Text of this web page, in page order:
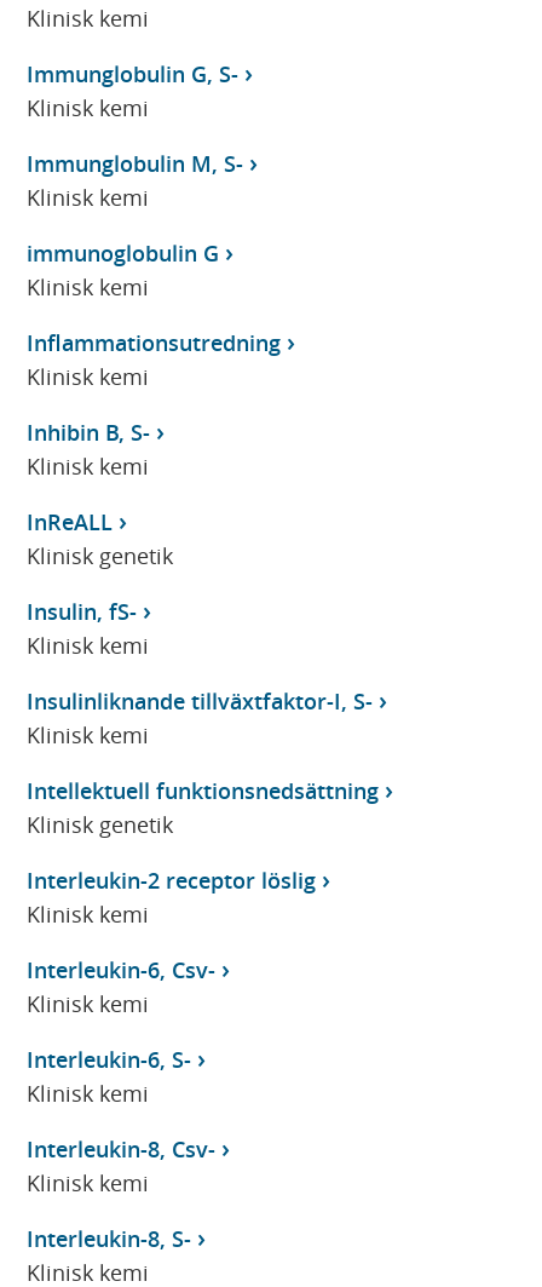
Klinisk kemi
Immunglobulin G, S-
Klinisk kemi
Immunglobulin M, S-
Klinisk kemi
immunoglobulin G
Klinisk kemi
Inflammationsutredning
Klinisk kemi
Inhibin B, S-
Klinisk kemi
InReALL
Klinisk genetik
Insulin, fS-
Klinisk kemi
Insulinliknande tillväxtfaktor-I, S-
Klinisk kemi
Intellektuell funktionsnedsättning
Klinisk genetik
Interleukin-2 receptor löslig
Klinisk kemi
Interleukin-6, Csv-
Klinisk kemi
Interleukin-6, S-
Klinisk kemi
Interleukin-8, Csv-
Klinisk kemi
Interleukin-8, S-
Klinisk kemi